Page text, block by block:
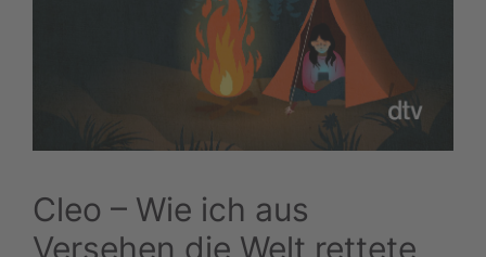
Cleo – Wie ich aus
Versehen die Welt rettete